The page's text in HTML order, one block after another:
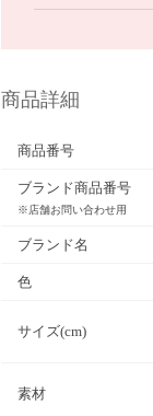
商品詳細
商品番号
ブランド商品番号
※店舗お問い合わせ用
ブランド名
色
サイズ(cm)
素材